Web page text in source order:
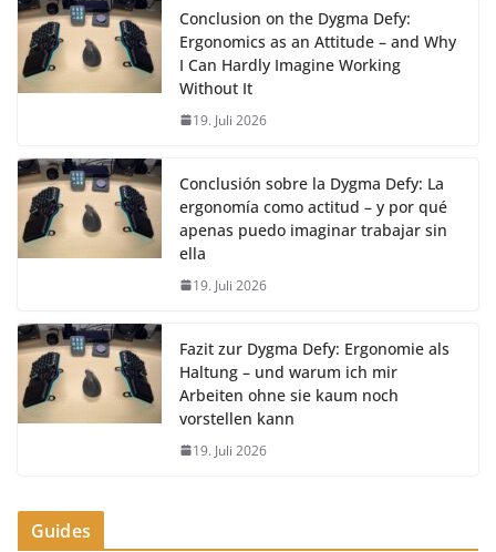
Conclusion on the Dygma Defy:
Ergonomics as an Attitude – and Why
I Can Hardly Imagine Working
Without It
19. Juli 2026
Conclusión sobre la Dygma Defy: La
ergonomía como actitud – y por qué
apenas puedo imaginar trabajar sin
ella
19. Juli 2026
Fazit zur Dygma Defy: Ergonomie als
Haltung – und warum ich mir
Arbeiten ohne sie kaum noch
vorstellen kann
19. Juli 2026
Guides